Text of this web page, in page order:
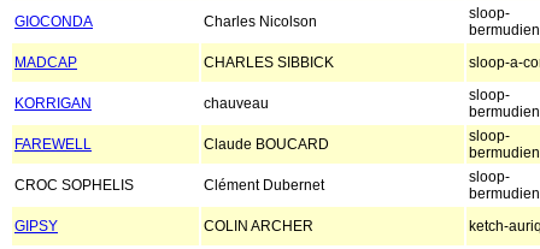
GIOCONDA
Charles Nicolson
sloop-
bermudien
MADCAP
CHARLES SIBBICK sloop-a-
KORRIGAN chauveau
sloop-
bermudien
FAREWELL
Claude BOUCARD
sloop-
bermudien
CROC SOPHELIS
Clément Dubernet
sloop-
bermudien
GIPSY
COLIN ARCHER ketch-